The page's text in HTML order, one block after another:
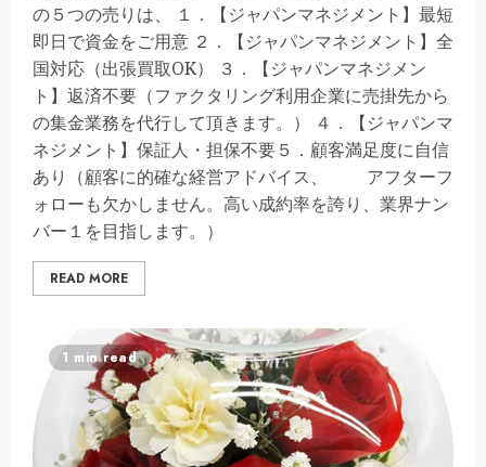
の５つの売りは、 １．【ジャパンマネジメント】最短
即日で資金をご用意 ２．【ジャパンマネジメント】全
国対応（出張買取OK） ３．【ジャパンマネジメン
ト】返済不要（ファクタリング利用企業に売掛先から
の集金業務を代行して頂きます。） ４．【ジャパンマ
ネジメント】保証人・担保不要５．顧客満足度に自信
あり（顧客に的確な経営アドバイス、 アフターフ
ォローも欠かしません。高い成約率を誇り、業界ナン
バー１を目指します。）
READ MORE
1 min read